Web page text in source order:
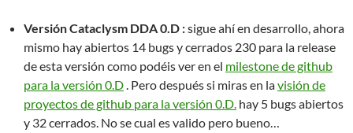
Versión Cataclysm DDA 0.D :sigue ahí en desarrollo, ahora
mismo hay abiertos 14 bugs y cerrados 230 para la release
de esta versión como podéis ver en el milestone de github
para la versión 0.D. Pero después si miras en lavisión de
proyectos de github para la versión 0.D. hay 5 bugs abiertos
y 32 cerrados. No se cual es valido pero bueno…